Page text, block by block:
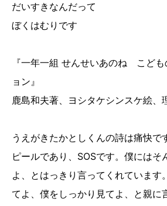
だいすきなんだって
ぼくはむりです
『一年一組 せんせいあのね こど
ョン』
鹿島和夫著、ヨシタケシンスケ絵
うえがきたかとしくんの詩は痛快で
ピールであり、SOSです。僕にはそ
よ、とはっきり言ってくれています
てよ、僕をしっかり見てよ、と親に